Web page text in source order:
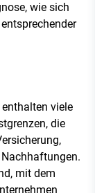
wie sich
viele
die
mit dem